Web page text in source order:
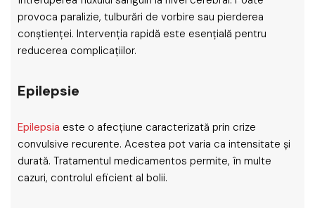
provoca paralizie, tulburări de vorbire sau pierderea
conștienței. Intervenția rapidă este esențială pentru
reducerea complicațiilor.
Epilepsie
Epilepsia este o afecțiune caracterizată prin crize
convulsive recurente. Acestea pot varia ca intensitate și
durată. Tratamentul medicamentos permite, în multe
cazuri, controlul eficient al bolii.